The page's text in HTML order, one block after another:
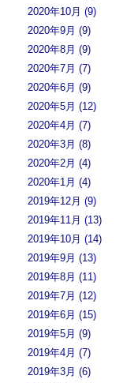
2020年10月 (9)
2020年9月 (9)
2020年8月 (9)
2020年7月 (7)
2020年6月 (9)
2020年5月 (12)
2020年4月 (7)
2020年3月 (8)
2020年2月 (4)
2020年1月 (4)
2019年12月 (9)
2019年11月 (13)
2019年10月 (14)
2019年9月 (13)
2019年8月 (11)
2019年7月 (12)
2019年6月 (15)
2019年5月 (9)
2019年4月 (7)
2019年3月 (6)